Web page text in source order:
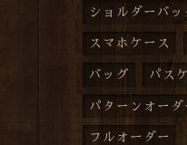
ショルダーバッ
スマホケース
バッグ パス
パターンオーダ
フルオーダー